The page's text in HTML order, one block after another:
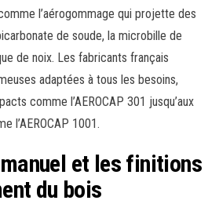
l’aérogommage qui projette des
de soude, la microbille de
de noix. Les fabricants français
adaptées à tous les besoins,
comme l’AEROCAP 301 jusqu’aux
l’AEROCAP 1001.
et les finitions
du bois